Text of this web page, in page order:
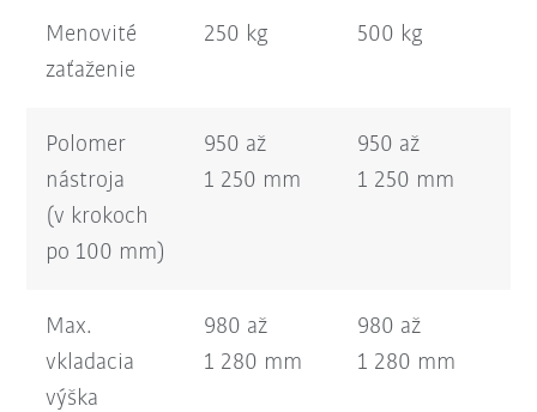
Menovité
zaťaženie
250 kg 500 kg
Polomer
nástroja
(v krokoch
po 100 mm)
950 až
1 250 mm
950 až
1 250 mm
Max.
vkladacia
výška
980 až
1 280 mm
980 až
1 280 mm